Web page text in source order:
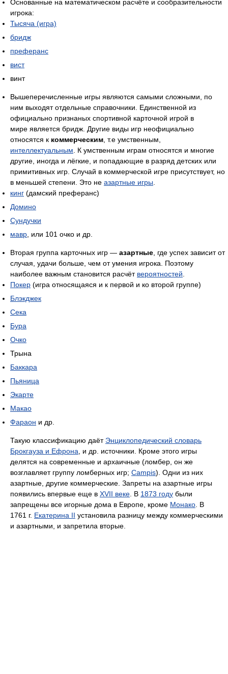
Основанные на математическом расчёте и сообразительности
игрока:
Тысяча (игра)
бридж
преферанс
вист
винт
Вышеперечисленные игры являются самыми сложными, по
ним выходят отдельные справочники. Единственной из
официально признаных спортивной карточной игрой в
мире является бридж. Другие виды игр неофициально
относятся к коммерческим , т.е умственным,
интеллектуальным . К умственным играм относятся и многие
другие, иногда и лёгкие, и попадающие в разряд детских или
примитивных игр. Случай в коммерческой игре присутствует, но
в меньшей степени. Это не азартные игры
кинг (дамский преферанс)
Домино
Сундучки
мавр , или 101 очко и др.
Вторая группа карточных игр — азартные , где успех зависит от
случая, удачи больше, чем от умения игрока. Поэтому
наиболее важным становится расчёт вероятностей
Покер (игра относящаяся и к первой и ко второй группе)
Блэкджек
Сека
Бура
Очко
Трына
Баккара
Пьяница
Экарте
Макао
Фараон и др.
Такую классификацию даёт Энциклопедический словарь
Брокгауза и Ефрона , и др. источники. Кроме этого игры
делятся на современные и архаичные (ломбер, он же
возглавляет группу ломберных игр; Campis). Одни из них
азартные, другие коммерческие. Запреты на азартные игры
появились впервые еще в XVII веке . В 1873 году были
запрещены все игорные дома в Европе, кроме Монако . В
1761 г. Екатерина II установила разницу между коммерческими
и азартными, и запретила вторые.